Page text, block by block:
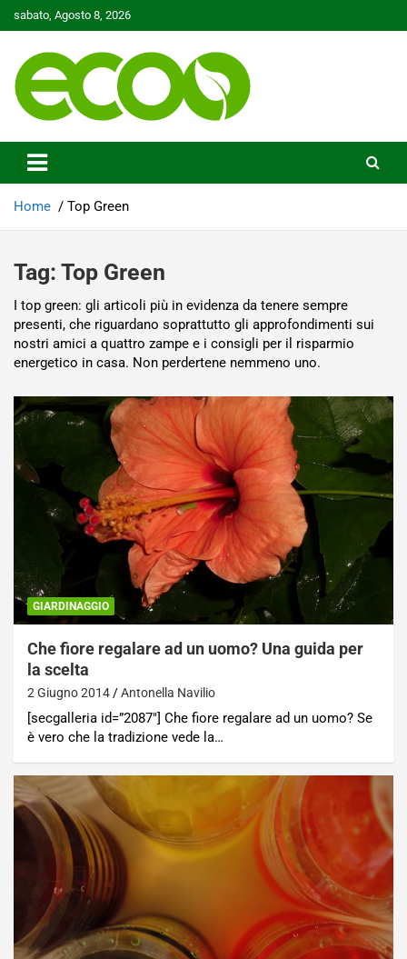
to
sabato, Agosto 8, 2026
Ecoo.it
Home Top Green
Tag: Top Green
I top green: gli articoli più in evidenza da tenere sempre
presenti, che riguardano soprattutto gli approfondimenti sui
nostri amici a quattro zampe e i consigli per il risparmio
energetico in casa. Non perdertene nemmeno uno.
GIARDINAGGIO
Che fiore regalare ad un uomo? Una guida per
la scelta
2 Giugno 2014 Antonella Navilio
[secgalleria id=”2087″] Che fiore regalare ad un uomo? Se
è vero che la tradizione vede la…